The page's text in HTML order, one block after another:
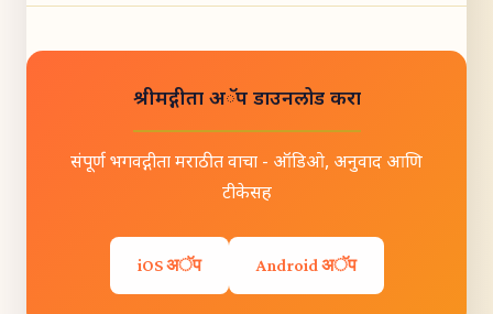
श्रीमद्गीता अॅप डाउनलोड करा
संपूर्ण भगवद्गीता मराठीत वाचा - ऑडिओ, अनुवाद आणि
टीकेसह
iOS अॅप Android अॅप